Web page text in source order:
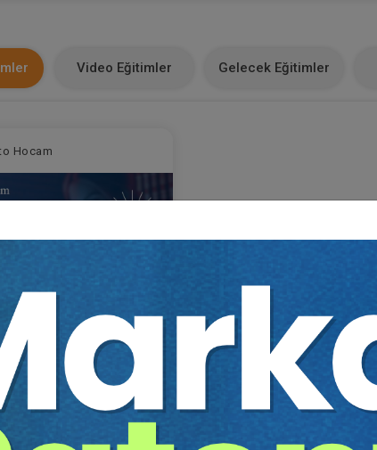
Video Eğitimler Gelecek Eğitimler
Hocam
HMGS 2025 NİSAN
Tekrar Talep Et